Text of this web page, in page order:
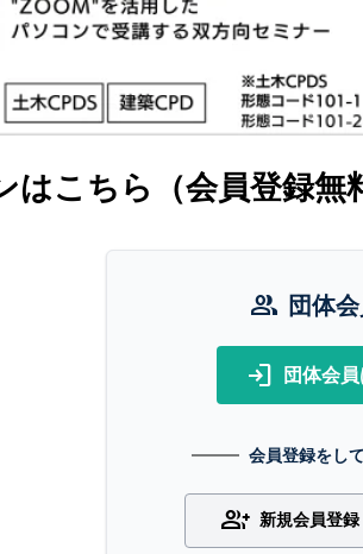
はこちら（会員登録無
group 団体
login 団体会
会員登録をし
group_add 新規会員登録